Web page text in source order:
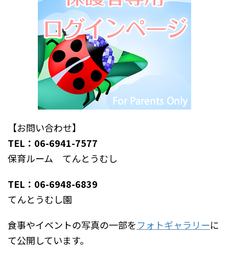
【お問い合わせ】
TEL：06-6941-7577
保育ルーム てんとうむし
TEL：06-6948-6839
てんとうむし園
食事やイベントの写真の一部をフォトギャラリーに
て公開しています。